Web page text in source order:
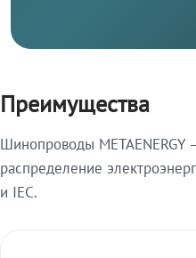
Преимущества
Шинопроводы METAENERGY
распределение
и IEC.